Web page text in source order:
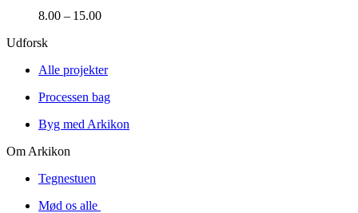
8.00 – 15.00
Udforsk
Alle projekter
Processen bag
Byg med Arkikon
Om Arkikon
Tegnestuen
Mød os alle